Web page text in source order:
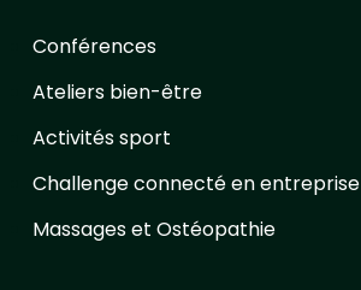
Conférences
Ateliers bien-être
Activités sport
Challenge connecté en entreprise
Massages et Ostéopathie